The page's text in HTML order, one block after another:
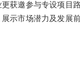
获邀参与专设项目
示市场潜力及发展